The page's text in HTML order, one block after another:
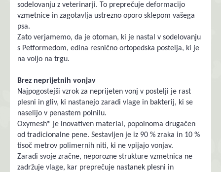
sodelovanju z veterinarji. To preprečuje deformacijo
vzmetnice in zagotavlja ustrezno oporo sklepom vašega
psa.
Zato verjamemo, da je otoman, ki je nastal v sodelovanju
s Petformedom, edina resnično ortopedska postelja, ki je
na voljo na trgu.
Brez neprijetnih vonjav
Najpogostejši vzrok za neprijeten vonj v postelji je rast
plesni in gliv, ki nastanejo zaradi vlage in bakterij, ki se
naselijo v penastem polnilu.
Oxymesh® je inovativen material, popolnoma drugačen
od tradicionalne pene. Sestavljen je iz 90 % zraka in 10 %
tisoč metrov polimernih niti, ki ne vpijajo vonjav.
Zaradi svoje zračne, neporozne strukture vzmetnica ne
zadržuje vlage, kar preprečuje nastanek plesni in